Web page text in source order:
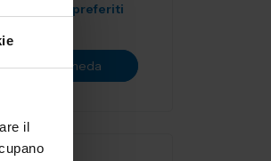
il
preferiti
Vai alla scheda